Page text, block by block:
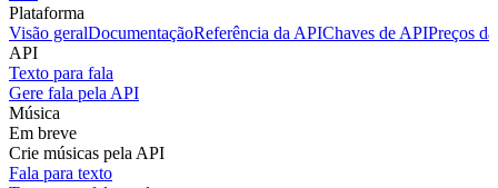
Plataforma
Visão geralDocumentaçãoReferência da APIChaves de APIPreços
API
Texto para fala
Gere fala pela API
Música
Em breve
Crie músicas pela API
Fala para texto